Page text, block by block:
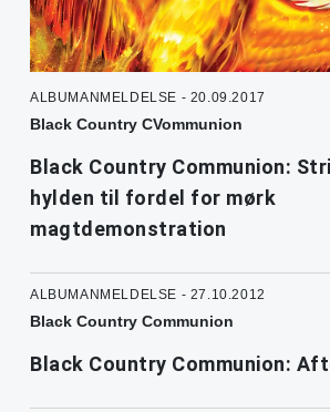
ALBUMANMELDELSE - 20.09.2017
Black Country CVommunion
Black Country Communion:
hylden til fordel for mørk
magtdemonstration
ALBUMANMELDELSE - 27.10.2012
Black Country Communion
Black Country Communion: